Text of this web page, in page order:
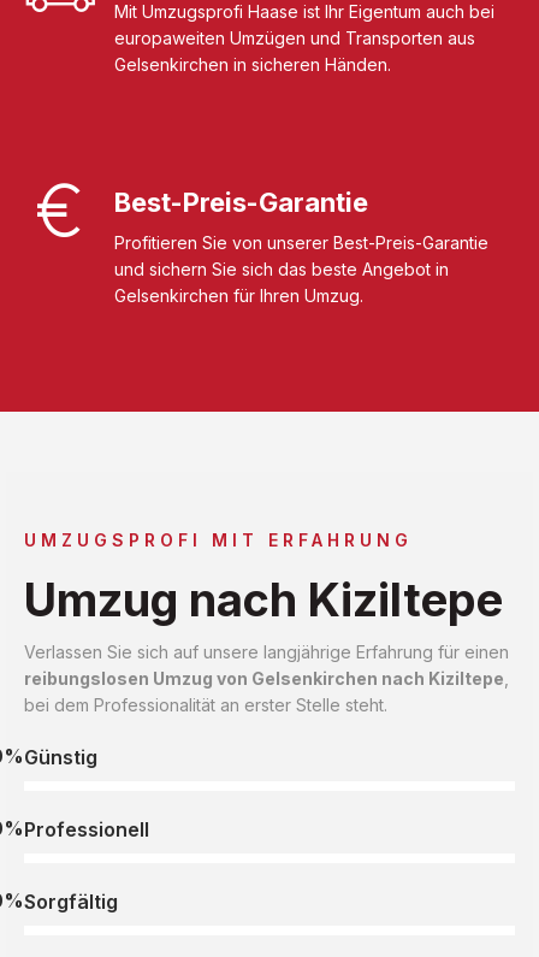
Mit Umzugsprofi Haase ist Ihr Eigentum auch bei
europaweiten Umzügen und Transporten aus
Gelsenkirchen in sicheren Händen.
Best-Preis-Garantie
Profitieren Sie von unserer Best-Preis-Garantie
und sichern Sie sich das beste Angebot in
Gelsenkirchen für Ihren Umzug.
UMZUGSPROFI MIT ERFAHRUNG
Umzug nach Kiziltepe
Verlassen Sie sich auf unsere langjährige Erfahrung für einen
reibungslosen Umzug von Gelsenkirchen nach Kiziltepe
bei dem Professionalität an erster Stelle steht.
Günstig
Professionell
Sorgfältig